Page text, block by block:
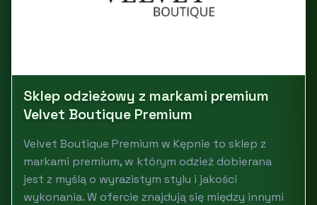
Sklep odzieżowy z markami premium
Velvet Boutique Premium
Velvet Boutique Premium w Kępnie to sklep z
markami premium, w którym odzież dobierana
jest z myślą o wyrazistym stylu i jakości
wykonania. W ofercie znajdują się między innymi